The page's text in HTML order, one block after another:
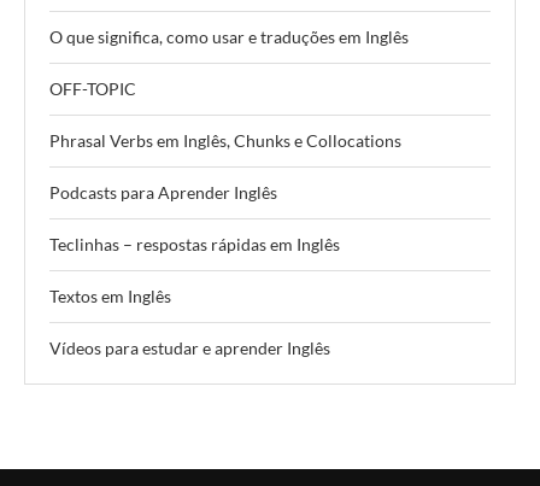
O que significa, como usar e traduções em Inglês
OFF-TOPIC
Phrasal Verbs em Inglês, Chunks e Collocations
Podcasts para Aprender Inglês
Teclinhas – respostas rápidas em Inglês
Textos em Inglês
Vídeos para estudar e aprender Inglês